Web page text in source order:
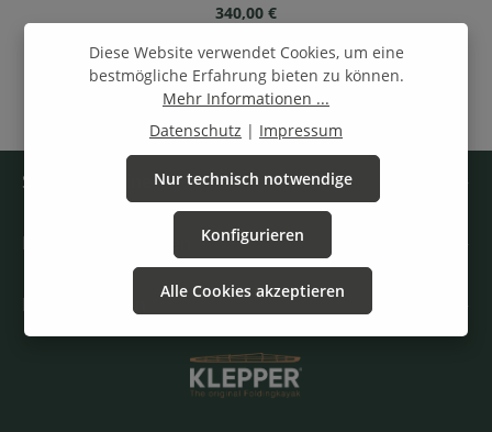
Regulärer Preis:
340,00 €
1 Seite
2 Seite
3 Seite
4 Seite
5
Service-Hotline
Rechtliche Angaben
Informationen
Diese Website verwendet Cookies, um eine
bestmögliche Erfahrung bieten zu können.
Mehr Informationen ...
Datenschutz | Impressum
Nur technisch notwendige
Konfigurieren
Alle Cookies akzeptieren